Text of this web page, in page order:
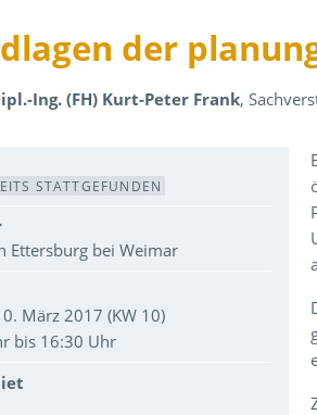
der
Ing. (FH) Kurt-Peter Frank,
STATTGEFUNDEN
Ettersburg bei Weimar
März 2017 (KW 10)
bis 16:30 Uhr